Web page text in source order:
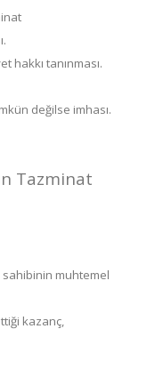
hakkı tanınması.
değilse imhası.
Tazminat
sahibinin muhtemel
kazanç,